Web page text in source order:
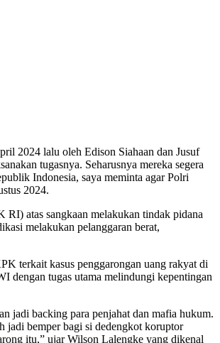
2024 lalu oleh Edison Siahaan dan Jusuf
tugasnya. Seharusnya mereka segera
Indonesia, saya meminta agar Polri
2024.
atas sangkaan melakukan tindak pidana
melakukan pelanggaran berat,
terkait kasus penggarongan uang rakyat di
dengan tugas utama melindungi kepentingan
jadi backing para penjahat dan mafia hukum.
jadi bemper bagi si dedengkot koruptor
itu,” ujar Wilson Lalengke yang dikenal